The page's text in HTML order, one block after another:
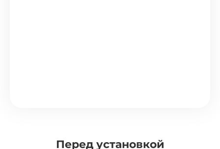
Перед установкой